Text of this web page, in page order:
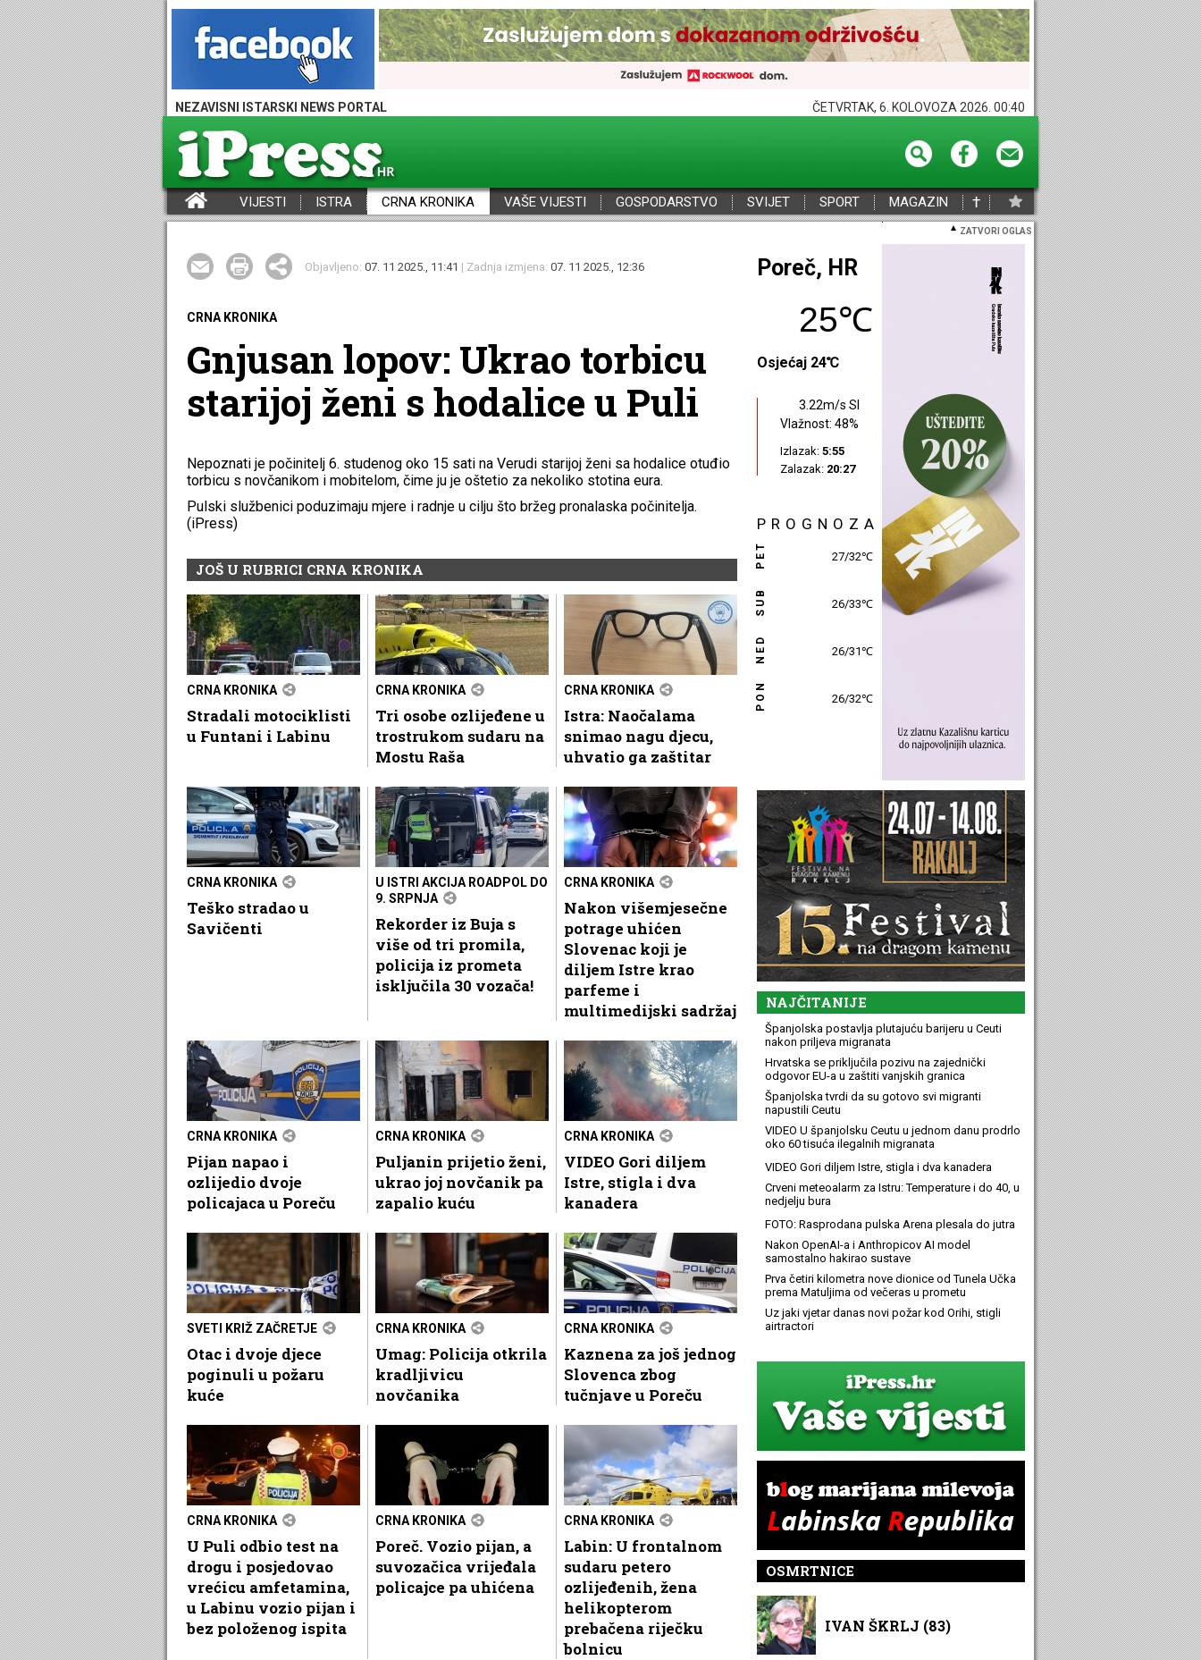
NEZAVISNI ISTARSKI NEWS PORTAL ČETVRTAK, 6. KOLOVOZA 2026. 00:40
VIJESTI ISTRA CRNA KRONIKA VAŠE VIJESTI GOSPODARSTVO SVIJET SPORT MAGAZIN †
ZATVORI OGLAS
Objavljeno: 07. 11 2025., 11:41 | Zadnja izmjena: 07. 11 2025., 12:36
CRNA KRONIKA
Gnjusan lopov: Ukrao torbicu
starijoj ženi s hodalice u Puli
Nepoznati je počinitelj 6. studenog oko 15 sati na Verudi starijoj ženi sa hodalice otuđio
torbicu s novčanikom i mobitelom, čime ju je oštetio za nekoliko stotina eura.
Pulski službenici poduzimaju mjere i radnje u cilju što bržeg pronalaska počinitelja.
(iPress)
JOŠ U RUBRICI CRNA KRONIKA
CRNA KRONIKA
Stradali motociklisti
u Funtani i Labinu
CRNA KRONIKA
Tri osobe ozlijeđene u
trostrukom sudaru na
Mostu Raša
CRNA KRONIKA
Istra: Naočalama
snimao nagu djecu,
uhvatio ga zaštitar
CRNA KRONIKA
Teško stradao u
Savičenti
U ISTRI AKCIJA ROADPOL DO
9. SRPNJA
Rekorder iz Buja s
više od tri promila,
policija iz prometa
isključila 30 vozača!
CRNA KRONIKA
Nakon višemjesečne
potrage uhićen
Slovenac koji je
diljem Istre krao
parfeme i
multimedijski sadržaj
CRNA KRONIKA
Pijan napao i
ozlijedio dvoje
policajaca u Poreču
CRNA KRONIKA
Puljanin prijetio ženi,
ukrao joj novčanik pa
zapalio kuću
CRNA KRONIKA
VIDEO Gori diljem
Istre, stigla i dva
kanadera
SVETI KRIŽ ZAČRETJE
Otac i dvoje djece
poginuli u požaru
kuće
CRNA KRONIKA
Umag: Policija otkrila
kradljivicu
novčanika
CRNA KRONIKA
Kaznena za još jednog
Slovenca zbog
tučnjave u Poreču
CRNA KRONIKA
U Puli odbio test na
drogu i posjedovao
vrećicu amfetamina,
u Labinu vozio pijan i
bez položenog ispita
CRNA KRONIKA
Poreč. Vozio pijan, a
suvozačica vrijeđala
policajce pa uhićena
CRNA KRONIKA
Labin: U frontalnom
sudaru petero
ozlijeđenih, žena
helikopterom
prebačena riječku
bolnicu
Poreč, HR
25℃
Osjećaj 24℃
3.22m/s SI
Vlažnost: 48%
Izlazak: 5:55
Zalazak: 20:27
PROGNOZA
PET 27/32℃
SUB 26/33℃
NED 26/31℃
PON 26/32℃
NAJČITANIJE
Španjolska postavlja plutajuću barijeru u Ceuti
nakon priljeva migranata
Hrvatska se priključila pozivu na zajednički
odgovor EU-a u zaštiti vanjskih granica
Španjolska tvrdi da su gotovo svi migranti
napustili Ceutu
VIDEO U španjolsku Ceutu u jednom danu prodrlo
oko 60 tisuća ilegalnih migranata
VIDEO Gori diljem Istre, stigla i dva kanadera
Crveni meteoalarm za Istru: Temperature i do 40, u
nedjelju bura
FOTO: Rasprodana pulska Arena plesala do jutra
Nakon OpenAI-a i Anthropicov AI model
samostalno hakirao sustave
Prva četiri kilometra nove dionice od Tunela Učka
prema Matuljima od večeras u prometu
Uz jaki vjetar danas novi požar kod Orihi, stigli
airtractori
OSMRTNICE
IVAN ŠKRLJ (83)